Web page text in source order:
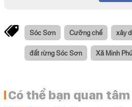
Sóc Sơn Cưỡng chế xây
đất rừng Sóc Sơn Xã Minh Phú
Có thể bạn quan tâm